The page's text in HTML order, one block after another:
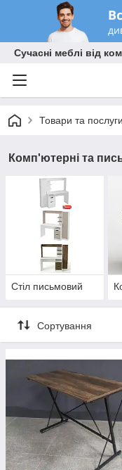
Сучасні меблі від
Товари та послуги
Комп'ютерні та
Стіл письмовий
Сортування